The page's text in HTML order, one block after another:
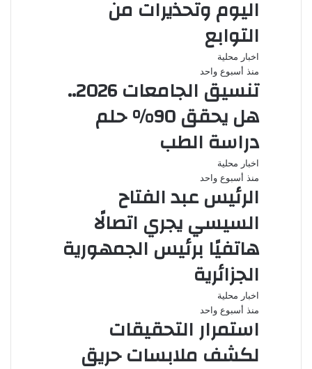
اليوم وتحذيرات من
التوابع
اخبار محلية
منذ أسبوع واحد
تنسيق الجامعات 2026..
هل يحقق 90% حلم
دراسة الطب
اخبار محلية
منذ أسبوع واحد
الرئيس عبد الفتاح
السيسي يجري اتصالًا
هاتفيًا برئيس الجمهورية
الجزائرية
اخبار محلية
منذ أسبوع واحد
استمرار التحقيقات
لكشف ملابسات حريق